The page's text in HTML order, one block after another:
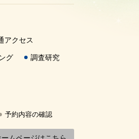
アクセス
グ 調査研究
予約内容の確認